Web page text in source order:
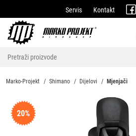
Servis Kontakt
Marko-Projekt Shimano Dijelovi Mjenjači
20%